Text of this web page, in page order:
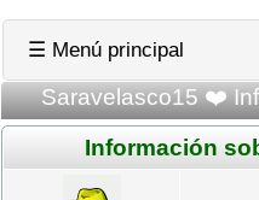
☰ Menú principal
Saravelasco15 ❤️
Información